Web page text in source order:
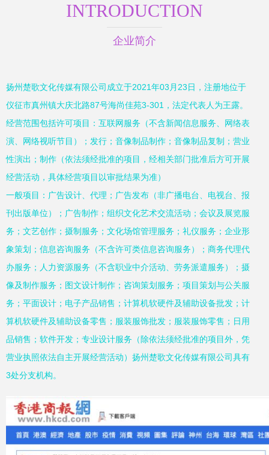
INTRODUCTION
企业简介
扬州楚歌文化传媒有限公司成立于2021年03月23日，注册地位于
仪征市真州镇大庆北路87号海尚佳苑3-301，法定代表人为王露。
经营范围包括许可项目：互联网服务（不含新闻信息服务、网络表
演、网络视听节目）；发行；音像制品制作；音像制品复制；营业
性演出；制作（依法须经批准的项目，经相关部门批准后方可开展
经营活动，具体经营项目以审批结果为准）
一般项目：广告设计、代理；广告发布（非广播电台、电视台、报
刊出版单位）；广告制作；组织文化艺术交流活动；会议及展览服
务；文艺创作；摄制服务；文化场馆管理服务；礼仪服务；企业形
象策划；信息咨询服务（不含许可类信息咨询服务）；商务代理代
办服务；人力资源服务（不含职业中介活动、劳务派遣服务）；摄
像及制作服务；图文设计制作；咨询策划服务；项目策划与公关服
务；平面设计；电子产品销售；计算机软硬件及辅助设备批发；计
算机软硬件及辅助设备零售；服装服饰批发；服装服饰零售；日用
品销售；软件开发；专业设计服务（除依法须经批准的项目外，凭
营业执照依法自主开展经营活动）扬州楚歌文化传媒有限公司具有
3处分支机构。